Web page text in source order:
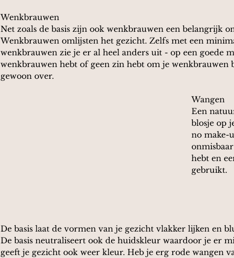
Wenkbrauwen
Net zoals de basis zijn ook wenkbrauwen een belangrijk
Wenkbrauwen omlijsten het gezicht. Zelfs met een
wenkbrauwen zie je er al heel anders uit - op een goede
wenkbrauwen hebt of geen zin hebt om je wenkbrauwen
gewoon over.
Wangen
Een
blosje op
no make-
hebt en
gebruikt.
De basis laat de vormen van je gezicht vlakker lijken en
De basis neutraliseert ook de huidskleur waardoor je er
geeft je gezicht ook weer kleur. Heb je erg rode wangen